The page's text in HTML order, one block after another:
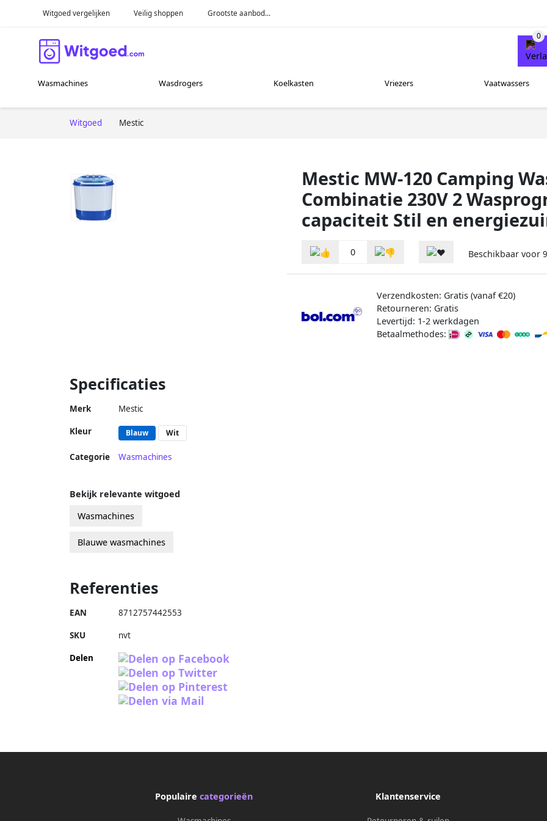
Witgoed vergelijken Veilig shoppen Grootste aanbod...
Wasmachines Wasdrogers Koelkasten Vriezers Vaatwassers
Witgoed Mestic
Mestic MW-120 Camping
Combinatie 230V 2
capaciteit Stil en
0 Beschikbaar voor
Verzendkosten: Gratis (vanaf €20)
Retourneren: Gratis
Levertijd: 1-2 werkdagen
Betaalmethodes:
Specificaties
Merk Mestic
Kleur Blauw Wit
Categorie Wasmachines
Bekijk relevante witgoed
Wasmachines
Blauwe wasmachines
Referenties
EAN 8712757442553
SKU nvt
Delen
Populaire categorieën Klantenservice